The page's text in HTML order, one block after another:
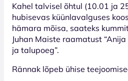
Kahel talvisel õhtul (10.01 ja
hubisevas küünlavalguses
hämara mõisa, saateks
Juhan Maiste raamatust
ja talupoeg”.
Rännak lõpeb ühise